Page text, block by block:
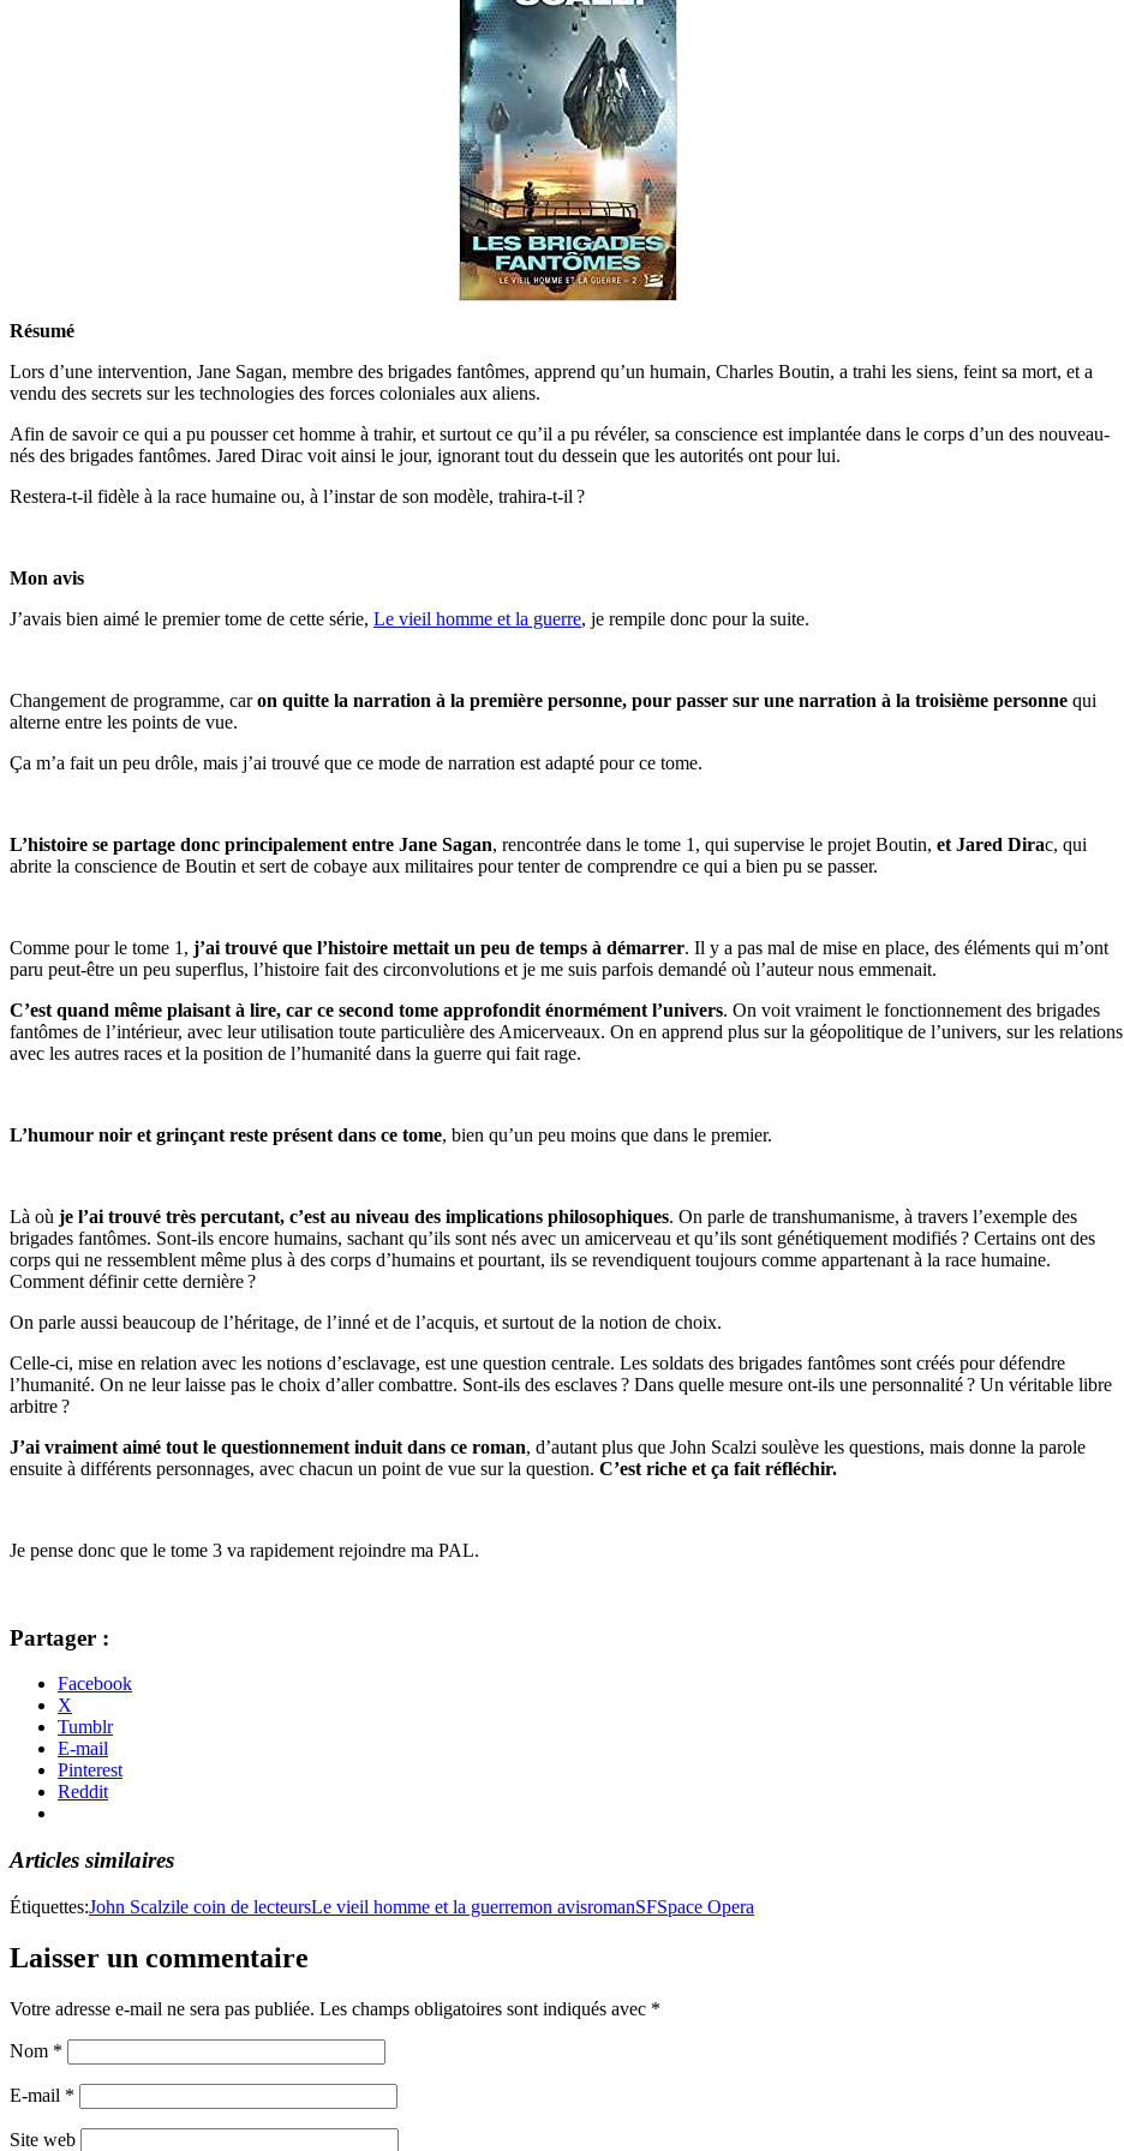
Résumé
Lors d’une intervention, Jane Sagan, membre des brigades fantômes, apprend qu’un humain, Charles Boutin, a trahi les siens, feint sa mort, et a
vendu des secrets sur les technologies des forces coloniales aux aliens.
Afin de savoir ce qui a pu pousser cet homme à trahir, et surtout ce qu’il a pu révéler, sa conscience est implantée dans le corps d’un des nouveau-
nés des brigades fantômes. Jared Dirac voit ainsi le jour, ignorant tout du dessein que les autorités ont pour lui.
Restera-t-il fidèle à la race humaine ou, à l’instar de son modèle, trahira-t-il ?
Mon avis
J’avais bien aimé le premier tome de cette série, Le vieil homme et la guerre, je rempile donc pour la suite.
Changement de programme, caron quitte la narration à la première personne, pour passer sur une narration à la troisième personne qui
alterne entre les points de vue.
Ça m’a fait un peu drôle, mais j’ai trouvé que ce mode de narration est adapté pour ce tome.
L’histoire se partage donc principalement entre Jane Sagan, rencontrée dans le tome 1, qui supervise le projet Boutin, et Jared Dirac, qui
abrite la conscience de Boutin et sert de cobaye aux militaires pour tenter de comprendre ce qui a bien pu se passer.
Comme pour le tome 1, j’ai trouvé que l’histoire mettait un peu de temps à démarrer. Il y a pas mal de mise en place, des éléments qui m’ont
paru peut-être un peu superflus, l’histoire fait des circonvolutions et je me suis parfois demandé où l’auteur nous emmenait.
C’est quand même plaisant à lire, car ce second tome approfondit énormément l’univers. On voit vraiment le fonctionnement des brigades
fantômes de l’intérieur, avec leur utilisation toute particulière des Amicerveaux. On en apprend plus sur la géopolitique de l’univers, sur les relations
avec les autres races et la position de l’humanité dans la guerre qui fait rage.
L’humour noir et grinçant reste présent dans ce tome, bien qu’un peu moins que dans le premier.
Là où je l’ai trouvé très percutant, c’est au niveau des implications philosophiques. On parle de transhumanisme, à travers l’exemple des
brigades fantômes. Sont-ils encore humains, sachant qu’ils sont nés avec un amicerveau et qu’ils sont génétiquement modifiés ? Certains ont des
corps qui ne ressemblent même plus à des corps d’humains et pourtant, ils se revendiquent toujours comme appartenant à la race humaine.
Comment définir cette dernière ?
On parle aussi beaucoup de l’héritage, de l’inné et de l’acquis, et surtout de la notion de choix.
Celle-ci, mise en relation avec les notions d’esclavage, est une question centrale. Les soldats des brigades fantômes sont créés pour défendre
l’humanité. On ne leur laisse pas le choix d’aller combattre. Sont-ils des esclaves ? Dans quelle mesure ont-ils une personnalité ? Un véritable libre
arbitre ?
J’ai vraiment aimé tout le questionnement induit dans ce roman, d’autant plus que John Scalzi soulève les questions, mais donne la parole
ensuite à différents personnages, avec chacun un point de vue sur la question. C’est riche et ça fait réfléchir.
Je pense donc que le tome 3 va rapidement rejoindre ma PAL.
Partager :
Facebook
X
Tumblr
E-mail
Pinterest
Reddit
Articles similaires
Étiquettes:John Scalzile coin de lecteursLe vieil homme et la guerremon avisromanSFSpace Opera
Laisser un commentaire
Votre adresse e-mail ne sera pas publiée. Les champs obligatoires sont indiqués avec *
Nom *
E-mail *
Site web